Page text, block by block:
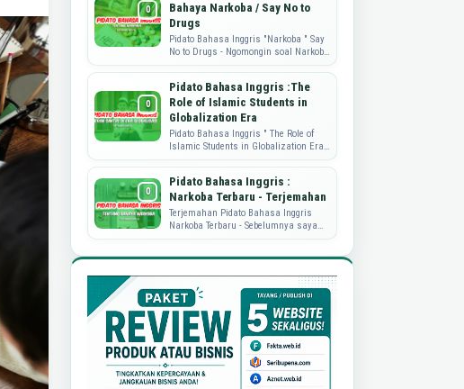
Bahaya Narkoba / Say No to
Drugs
Pidato Bahasa Inggris "Narkoba " Say
No to Drugs - Ngomongin soal Narkoba
nih, memang sungguh
memprihatinkan. Nah, sebagai wujud
...
Pidato Bahasa Inggris :The
Role of Islamic Students in
Globalization Era
Pidato Bahasa Inggris " The Role of
Islamic Students in Globalization Era"
Pidato Bahasa Inggris kali ini akan
berbagi soal peran...
Pidato Bahasa Inggris :
Narkoba Terbaru - Terjemahan
Terjemahan Pidato Bahasa Inggris
Narkoba Terbaru - Sebelumnya saya
sudah pernah publish perihal Pidato
Namu...